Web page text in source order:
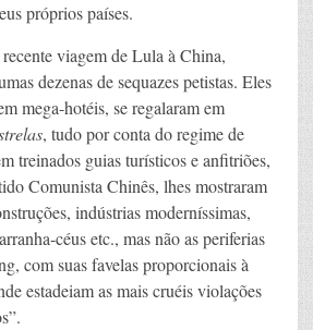
próprios países.
viagem de Lula à China,
dezenas de sequazes petistas. Eles
mega-hotéis, se regalaram em
, tudo por conta do regime de
treinados guias turísticos e anfitriões,
Comunista Chinês, lhes mostraram
indústrias moderníssimas,
céus etc., mas não as periferias
com suas favelas proporcionais à
estadeiam as mais cruéis violações